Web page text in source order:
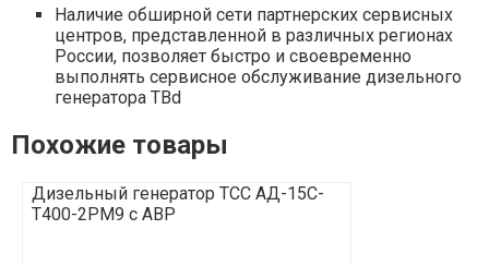
Наличие обширной сети партнерских сервисных
центров, представленной в различных регионах
России, позволяет быстро и своевременно
выполнять сервисное обслуживание дизельного
генератора TBd
Похожие товары
Дизельный генератор ТСС АД-15С-
Т400-2РМ9 c АВР